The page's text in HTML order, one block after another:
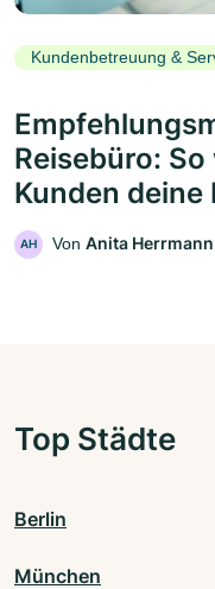
Kundenbetreuung &
Reisebüro:
Kunden
AH Von Anita Herrmann
Top Städte
Berlin
München